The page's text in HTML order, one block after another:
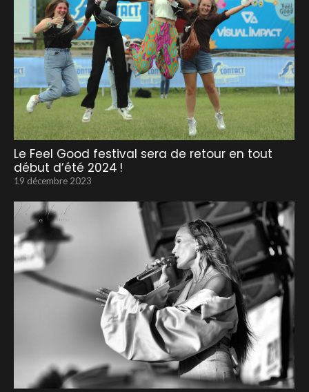
Le Feel Good festival sera de retour en tout
début d’été 2024 !
19 décembre 2023